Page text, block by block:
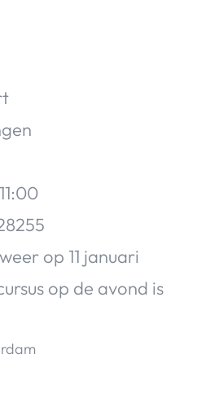
op 11 januari
op de avond is